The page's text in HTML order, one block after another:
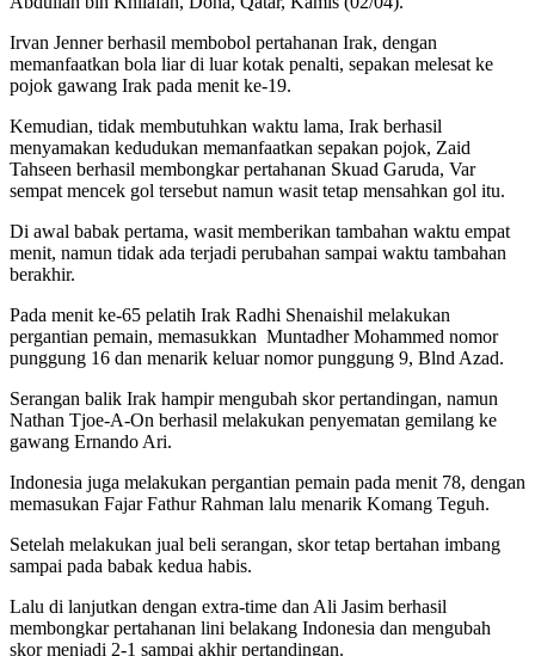
Irvan Jenner berhasil membobol pertahanan Irak, dengan
memanfaatkan bola liar di luar kotak penalti, sepakan melesat ke
pojok gawang Irak pada menit ke-19.
Kemudian, tidak membutuhkan waktu lama, Irak berhasil
menyamakan kedudukan memanfaatkan sepakan pojok, Zaid
Tahseen berhasil membongkar pertahanan Skuad Garuda, Var
sempat mencek gol tersebut namun wasit tetap mensahkan gol itu.
Di awal babak pertama, wasit memberikan tambahan waktu empat
menit, namun tidak ada terjadi perubahan sampai waktu tambahan
berakhir.
Pada menit ke-65 pelatih Irak Radhi Shenaishil melakukan
pergantian pemain, memasukkan Muntadher Mohammed nomor
punggung 16 dan menarik keluar nomor punggung 9, Blnd Azad.
Serangan balik Irak hampir mengubah skor pertandingan, namun
Nathan Tjoe-A-On berhasil melakukan penyematan gemilang ke
gawang Ernando Ari.
Indonesia juga melakukan pergantian pemain pada menit 78, dengan
memasukan Fajar Fathur Rahman lalu menarik Komang Teguh.
Setelah melakukan jual beli serangan, skor tetap bertahan imbang
sampai pada babak kedua habis.
Lalu di lanjutkan dengan extra-time dan Ali Jasim berhasil
membongkar pertahanan lini belakang Indonesia dan mengubah
skor menjadi 2-1 sampai akhir pertandingan.